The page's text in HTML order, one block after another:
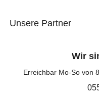
Unsere Partner
Wir
Erreichbar Mo-So von